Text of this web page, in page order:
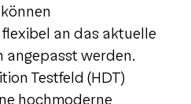
an das aktuelle
angepasst werden.
Testfeld (HDT)
hochmoderne